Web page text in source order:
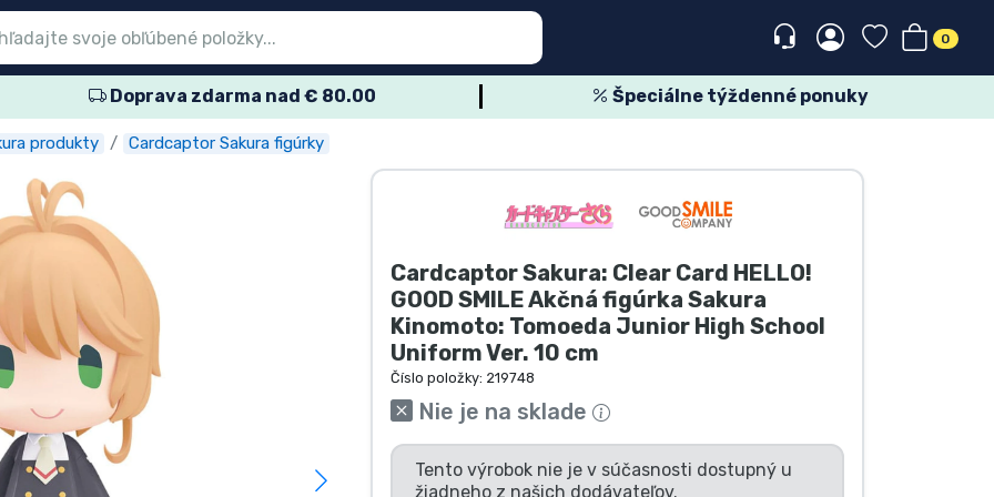
0
Doprava zdarma nad € 80.00 Špeciálne týždenné ponuky
produkty Cardcaptor Sakura figúrky
Cardcaptor Sakura: Clear Card HELLO!
GOOD SMILE Akčná figúrka Sakura
Kinomoto: Tomoeda Junior High School
Uniform Ver. 10 cm
Číslo položky: 219748
Nie je na sklade
Tento výrobok nie je v súčasnosti dostupný u
žiadneho z našich dodávateľov.
produkty
produkty
výrobky
anime
pre hráčov
produkty
produkty